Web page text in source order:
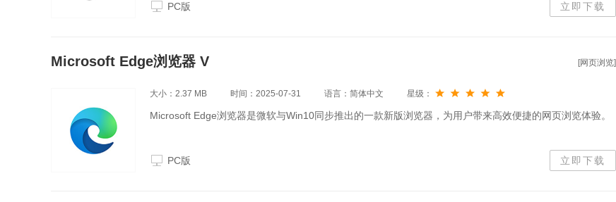
PC版
立即下载
[网页浏览]
Microsoft Edge浏览器 V
大小：2.37 MB 时间：2025-07-31 语言：简体中文 星级：
Microsoft Edge浏览器是微软与Win10同步推出的一款新版浏览器，为用户带来高效便捷的网页浏览体验。
PC版 立即下载